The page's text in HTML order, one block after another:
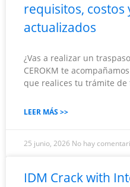
requisitos, costos
actualizados
¿Vas a realizar un
CEROKM te
que realices tu trámite
LEER MÁS >>
25 junio, 2026 No hay
IDM Crack with